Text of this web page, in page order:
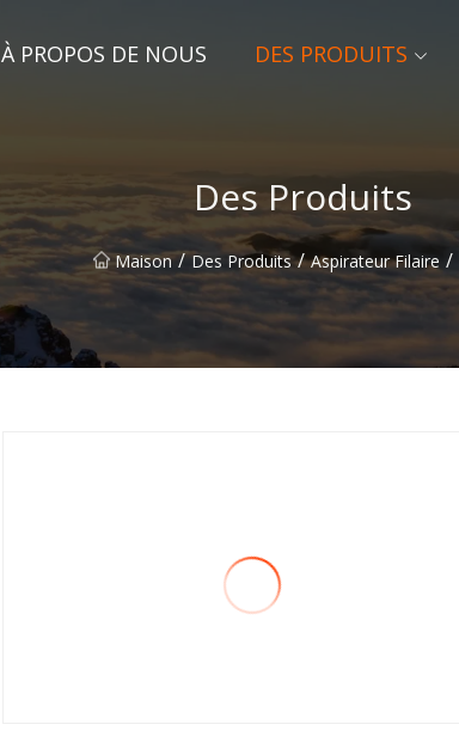
À PROPOS DE NOUS DES PRODUITS
Des Produits
Maison / Des Produits / Aspirateur Filaire /